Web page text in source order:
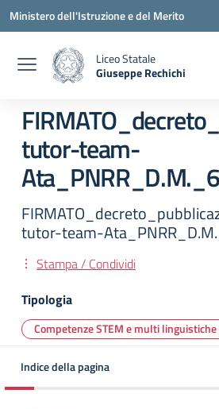
Vai ai contenuti
Vai al menu di navigazione
Vai al footer
Ministero dell'Istruzione e del Merito
Liceo Statale
Giuseppe Rechichi
tutor-team-
tutor-team-
Stampa / Condividi
Tipologia
Competenze STEM e multi
Indice della pagina